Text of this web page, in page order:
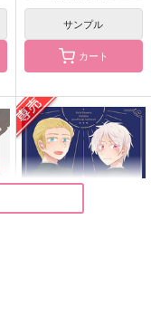
ぽぽぼん5
ぽめらんど
787円 （税込）
ギルベルト・バイルシュ
ミット
サンプル
サンプル
カート